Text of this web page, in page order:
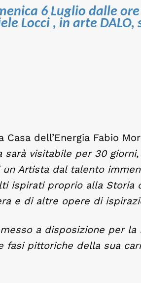
6 Luglio dalle
Locci , in arte DALO,
dell’Energia Fabio
sarà visitabile per 30
un Artista dal talento
ispirati proprio alla Storia
e di altre opere di
a disposizione per
fasi pittoriche della sua